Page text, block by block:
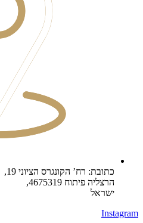
כתובת: רח’ הקונגרס הציוני 19,
הרצליה פיתוח 4675319,
ישראל
Instagram